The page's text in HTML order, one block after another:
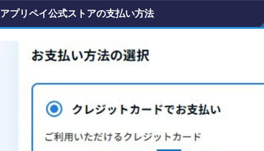
アプリペイ公式ストアの支払い方法